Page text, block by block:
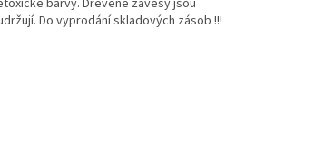
Do vyprodání skladových zásob !!!